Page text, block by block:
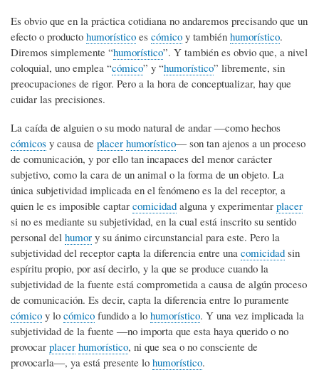
Es obvio que en la práctica cotidiana no andaremos precisando que un
efecto o producto humorístico es cómico y también humorístico.
Diremos simplemente “humorístico”. Y también es obvio que, a nivel
coloquial, uno emplea “cómico” y “humorístico” libremente, sin
preocupaciones de rigor. Pero a la hora de conceptualizar, hay que
cuidar las precisiones.
La caída de alguien o su modo natural de andar ―como hechos
cómicos y causa de placer humorístico― son tan ajenos a un proceso
de comunicación, y por ello tan incapaces del menor carácter
subjetivo, como la cara de un animal o la forma de un objeto. La
única subjetividad implicada en el fenómeno es la del receptor, a
quien le es imposible captar comicidad alguna y experimentar placer
si no es mediante su subjetividad, en la cual está inscrito su sentido
personal del humor y su ánimo circunstancial para este. Pero la
subjetividad del receptor capta la diferencia entre una comicidad sin
espíritu propio, por así decirlo, y la que se produce cuando la
subjetividad de la fuente está comprometida a causa de algún proceso
de comunicación. Es decir, capta la diferencia entre lo puramente
cómico y lo cómico fundido a lo humorístico. Y una vez implicada la
subjetividad de la fuente ―no importa que esta haya querido o no
provocar placer humorístico, ni que sea o no consciente de
provocarla―, ya está presente lo humorístico.